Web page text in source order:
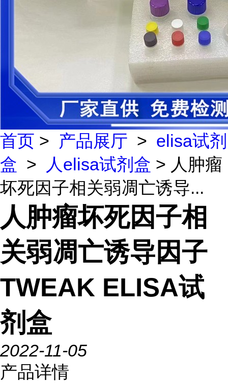
首页 > 产品展厅 > elisa试剂
盒 > 人elisa试剂盒 > 人肿瘤
坏死因子相关弱凋亡诱导...
人肿瘤坏死因子相
关弱凋亡诱导因子
TWEAK ELISA试
剂盒
2022-11-05
产品详情